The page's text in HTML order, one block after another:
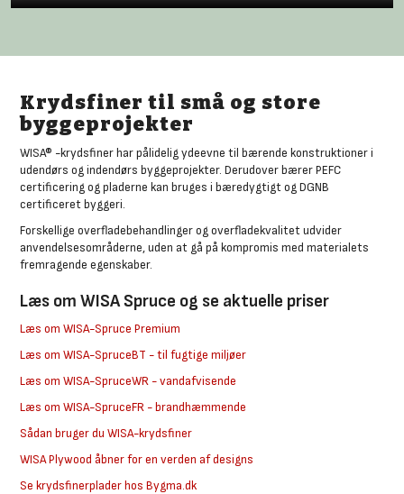
Krydsfiner til små og store
byggeprojekter
WISA® -krydsfiner har pålidelig ydeevne til bærende konstruktioner i
udendørs og indendørs byggeprojekter. Derudover bærer PEFC
certificering og pladerne kan bruges i bæredygtigt og DGNB
certificeret byggeri.
Forskellige overfladebehandlinger og overfladekvalitet udvider
anvendelsesområderne, uden at gå på kompromis med materialets
fremragende egenskaber.
Læs om WISA Spruce og se aktuelle priser
Læs om WISA-Spruce Premium
Læs om WISA-SpruceBT - til fugtige miljøer
Læs om WISA-SpruceWR - vandafvisende
Læs om WISA-SpruceFR - brandhæmmende
Sådan bruger du WISA-krydsfiner
WISA Plywood åbner for en verden af designs
Se krydsfinerplader hos Bygma.dk